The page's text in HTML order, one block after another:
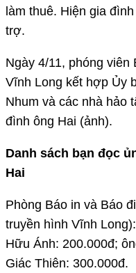
làm thuê. Hiện gia
trợ.
Ngày 4/11, phóng viên
Vĩnh Long kết hợp Ủy
Nhum và các nhà hảo
đình ông Hai (ảnh).
Danh sách bạn đọc
Hai
Phòng Báo in và Báo
truyền hình Vĩnh
Hữu Ánh: 200.000đ;
Giác Thiên: 300.000đ.